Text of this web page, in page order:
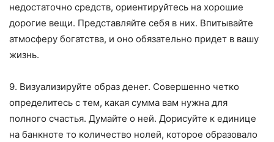
недостаточно средств, ориентируйтесь на хорошие
дорогие вещи. Представляйте себя в них. Впитывайте
атмосферу богатства, и оно обязательно придет в вашу
жизнь.
9. Визуализируйте образ денег. Совершенно четко
определитесь с тем, какая сумма вам нужна для
полного счастья. Думайте о ней. Дорисуйте к единице
на банкноте то количество нолей, которое образовало